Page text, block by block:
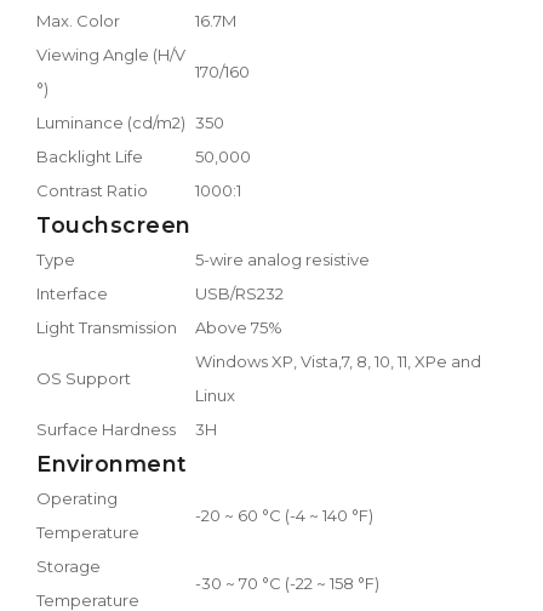
Max. Color
16.7M
Viewing Angle (H/V
°)
170/160
Luminance (cd/m2) 350
Backlight Life
50,000
Contrast Ratio
1000:1
Touchscreen
Type
5-wire analog resistive
Interface
USB/RS232
Light Transmission
Above 75%
OS Support
Windows XP, Vista,7, 8, 10, 11, XPe and
Linux
Surface Hardness
3H
Environment
Operating
Temperature
-20 ~ 60 °C (-4 ~ 140 °F)
Storage
Temperature
-30 ~ 70 °C (-22 ~ 158 °F)